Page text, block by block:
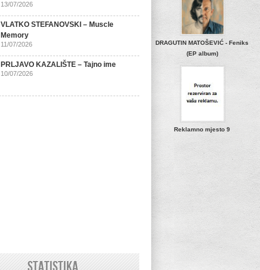
DRAGUTIN MATOŠEVIĆ - Feniks
(EP album)
Reklamno mjesto 9
13/07/2026
VLATKO STEFANOVSKI – Muscle
Memory
11/07/2026
PRLJAVO KAZALIŠTE – Tajno ime
10/07/2026